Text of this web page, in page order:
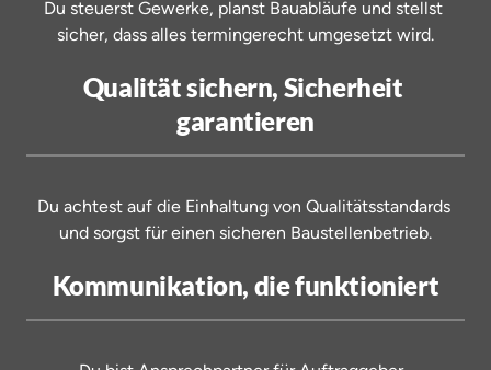
Du steuerst Gewerke, planst Bauabläufe und
sicher, dass alles termingerecht umgesetzt wird.
Qualität sichern, Sicherheit
garantieren
Du achtest auf die Einhaltung von
Qualitätsstandards
und sorgst für einen sicheren Baustellenbetrieb.
Kommunikation, die funktioniert